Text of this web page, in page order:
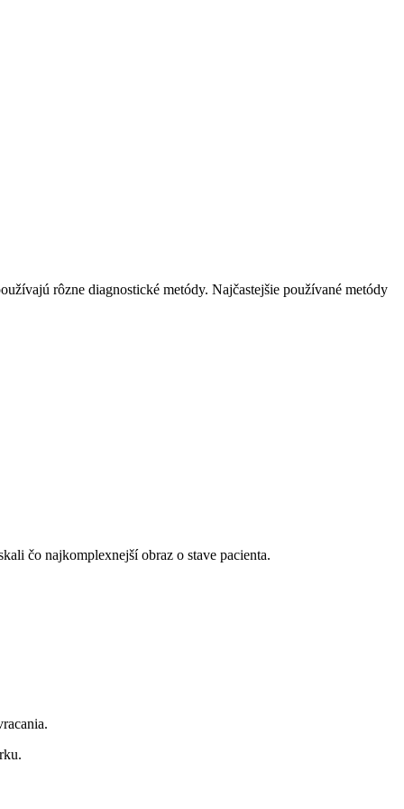
rôzne diagnostické metódy. Najčastejšie používané metódy
čo najkomplexnejší obraz o stave pacienta.